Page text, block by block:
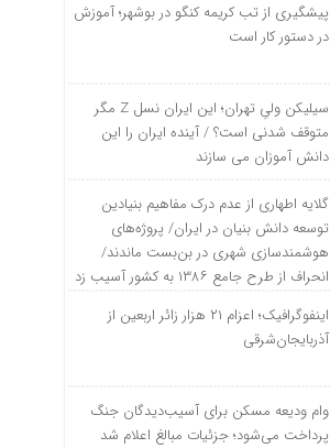
پیشگیری از تب کریمه کنگو در بوشهر؛ آموزش
در دستور کار است
سیلیکن ولیِ تهران؛ این ایران نسل Z مگر
متوقف شدنی است؟ / آینده ایران را این
دانش آموزان می سازند
گلایه اطهاری از عدم درک مفاهیم بنیادین
توسعه دانش بنیان در ایران/ پروژه‌های
هوشمندسازی شهری در بن‌بست ماندند/
انحراف از طرح جامع ۱۳۸۶ به کشور آسیب زد
اینفوگرافیک؛ اعزام ۲۱ هزار زائر اربعین از
آذربایجان‌شرقی
وام ودیعه مسکن برای آسیب‌دیدگان جنگ
پرداخت می‌شود؛ جزئیات مبالغ اعلام شد